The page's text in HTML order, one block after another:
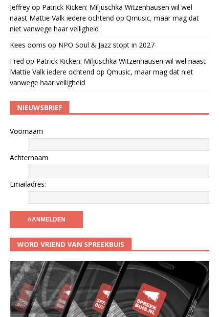
Jeffrey op Patrick Kicken: Miljuschka Witzenhausen wil wel
naast Mattie Valk iedere ochtend op Qmusic, maar mag dat
niet vanwege haar veiligheid
Kees öoms op NPO Soul & Jazz stopt in 2027
Fred op Patrick Kicken: Miljuschka Witzenhausen wil wel naast
Mattie Valk iedere ochtend op Qmusic, maar mag dat niet
vanwege haar veiligheid
NIEUWSBRIEF
Voornaam
Achternaam
Emailadres:
WORD VRIEND VAN SPREEKBUIS